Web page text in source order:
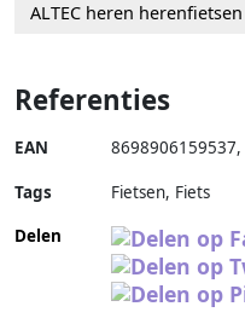
ALTEC heren herenfietsen
Referenties
EAN 8698906159537,
Tags
Fietsen, Fiets
Delen